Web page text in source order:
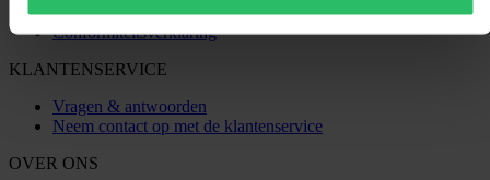
Bestelstatus
Conformiteitsverklaring
KLANTENSERVICE
Vragen & antwoorden
Neem contact op met de klantenservice
OVER ONS